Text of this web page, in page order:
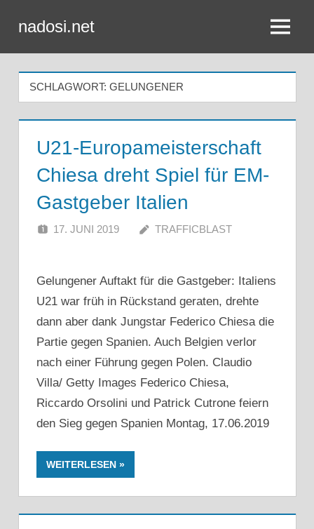
Inhalt
springen
nadosi.net Menü
SCHLAGWORT: GELUNGENER
U21-Europameisterschaft
Chiesa dreht Spiel für EM-
Gastgeber Italien
17. JUNI 2019 TRAFFICBLAST
Gelungener Auftakt für die Gastgeber: Italiens
U21 war früh in Rückstand geraten, drehte
dann aber dank Jungstar Federico Chiesa die
Partie gegen Spanien. Auch Belgien verlor
nach einer Führung gegen Polen. Claudio
Villa/ Getty Images Federico Chiesa,
Riccardo Orsolini und Patrick Cutrone feiern
den Sieg gegen Spanien Montag, 17.06.2019
WEITERLESEN